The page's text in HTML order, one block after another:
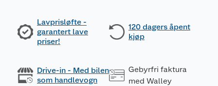
Lavprisløfte -
garantert lave
priser!
120 dagers åpent
kjøp
Drive-in - Med bilen
som handlevogn
Gebyrfri faktura
med Walley